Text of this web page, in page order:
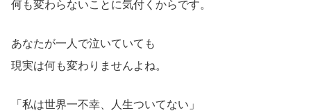
何も変わらないことに気付くからです。
あなたが一人で泣いていても
現実は何も変わりませんよね。
「私は世界一不幸、人生ついてない」